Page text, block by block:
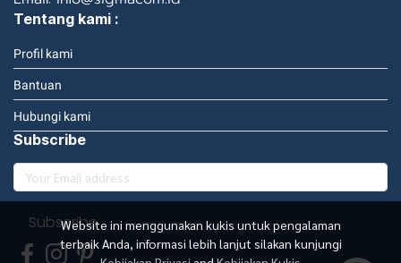
Website ini menggunakan kukis untuk pengalaman
terbaik Anda, informasi lebih lanjut silakan kunjungi
Tentang kami :
Profil kami
Bantuan
Hubungi kami
Subscribe
Subscribe